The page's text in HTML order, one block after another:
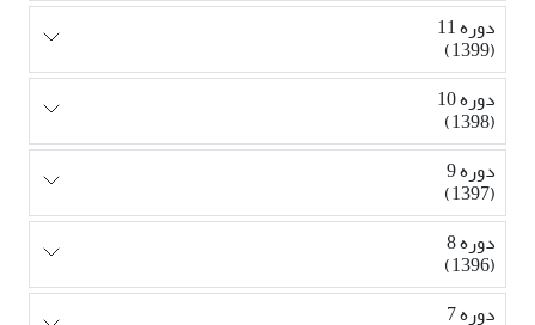
دوره 11
(1399)
دوره 10
(1398)
دوره 9
(1397)
دوره 8
(1396)
دوره 7